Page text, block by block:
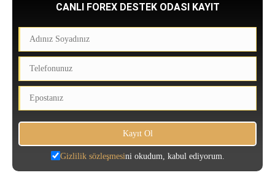
CANLI FOREX DESTEK ODASI KAYIT
Gizlilik sözleşmesini okudum, kabul ediyorum.